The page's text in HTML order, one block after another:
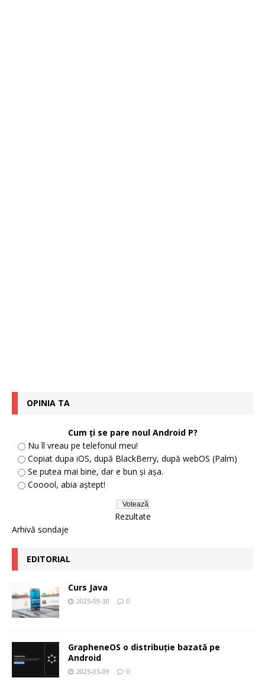
OPINIA TA
Cum ți se pare noul Android P?
Nu îl vreau pe telefonul meu!
Copiat dupa iOS, după BlackBerry, după webOS (Palm)
Se putea mai bine, dar e bun și așa.
Cooool, abia aștept!
Rezultate
Arhivă sondaje
EDITORIAL
Curs Java
2025-09-30 0
GrapheneOS o distribuție bazată pe
Android
2025-05-09 0